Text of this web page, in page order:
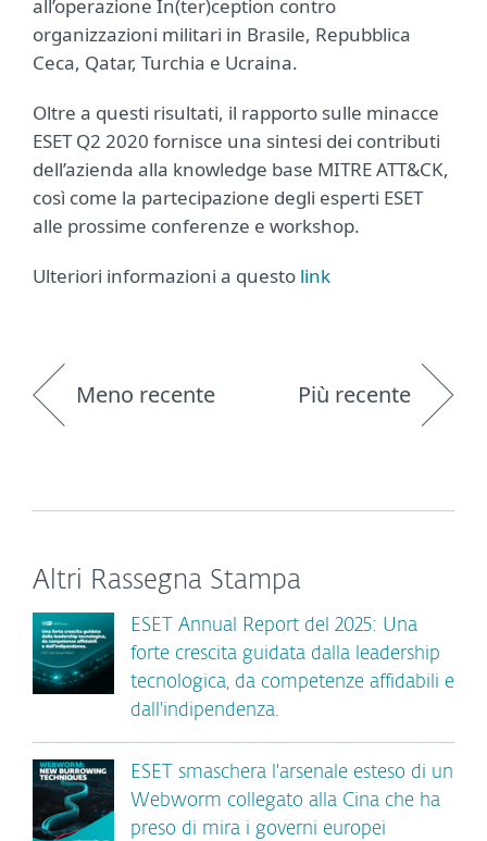
all’operazione In(ter)ception contro
organizzazioni militari in Brasile, Repubblica
Ceca, Qatar, Turchia e Ucraina.
Oltre a questi risultati, il rapporto sulle minacce
ESET Q2 2020 fornisce una sintesi dei contributi
dell’azienda alla knowledge base MITRE ATT&CK,
così come la partecipazione degli esperti ESET
alle prossime conferenze e workshop.
Ulteriori informazioni a questo link
Meno recente Più recente
Altri Rassegna Stampa
ESET Annual Report del 2025: Una
forte crescita guidata dalla leadership
tecnologica, da competenze affidabili e
dall'indipendenza.
ESET smaschera l'arsenale esteso di un
Webworm collegato alla Cina che ha
preso di mira i governi europei